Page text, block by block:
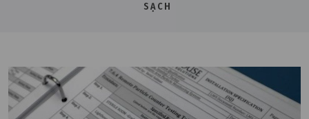
SẠCH